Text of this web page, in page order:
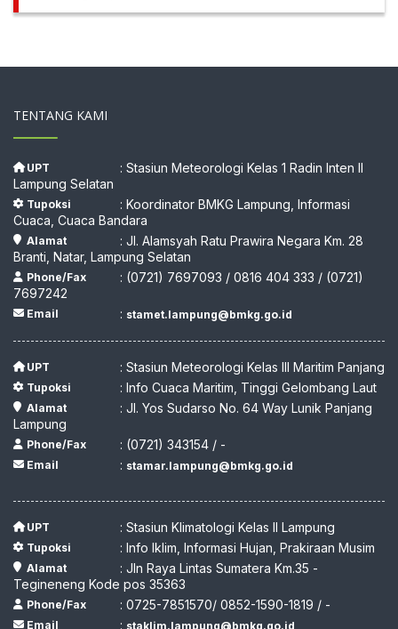
TENTANG KAMI
UPT
: Stasiun Meteorologi Kelas 1 Radin Inten II
Lampung Selatan
Tupoksi
: Koordinator BMKG Lampung, Informasi
Cuaca, Cuaca Bandara
Alamat
: Jl. Alamsyah Ratu Prawira Negara Km. 28
Branti, Natar, Lampung Selatan
Phone/Fax
: (0721) 7697093 / 0816 404 333 / (0721)
7697242
Email : stamet.lampung@bmkg.go.id
UPT : Stasiun Meteorologi Kelas III Maritim Panjang
Tupoksi : Info Cuaca Maritim, Tinggi Gelombang Laut
Alamat
: Jl. Yos Sudarso No. 64 Way Lunik Panjang
Lampung
Phone/Fax : (0721) 343154 / -
Email : stamar.lampung@bmkg.go.id
UPT : Stasiun Klimatologi Kelas II Lampung
Tupoksi : Info Iklim, Informasi Hujan, Prakiraan Musim
Alamat
: Jln Raya Lintas Sumatera Km.35 -
Tegineneng Kode pos 35363
Phone/Fax : 0725-7851570/ 0852-1590-1819 / -
Email : staklim.lampung@bmkg.go.id